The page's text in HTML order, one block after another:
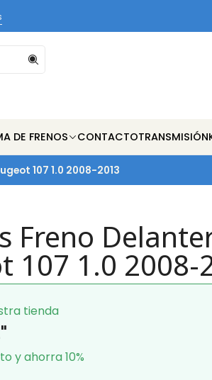
DE FRENOS CONTACTOTRANSMISIÓN
107 1.0 2008-2013
Freno
107 1.0 2008-
tienda
y ahorra 10%